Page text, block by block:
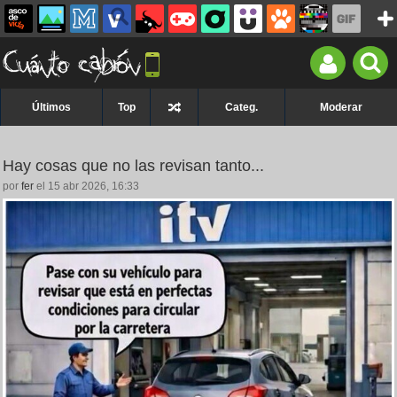
Últimos Top Categ. Moderar
Hay cosas que no las revisan tanto...
por fer el 15 abr 2026, 16:33